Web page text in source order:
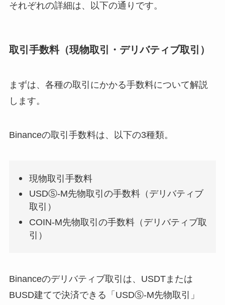
それぞれの詳細は、以下の通りです。
取引手数料（現物取引・デリバティブ取引）
まずは、各種の取引にかかる手数料について解説
します。
Binanceの取引手数料は、以下の3種類。
現物取引手数料
USDⓈ-M先物取引の手数料（デリバティブ
取引）
COIN-M先物取引の手数料（デリバティブ取
引）
Binanceのデリバティブ取引は、USDTまたは
BUSD建てで決済できる「USDⓈ-M先物取引」